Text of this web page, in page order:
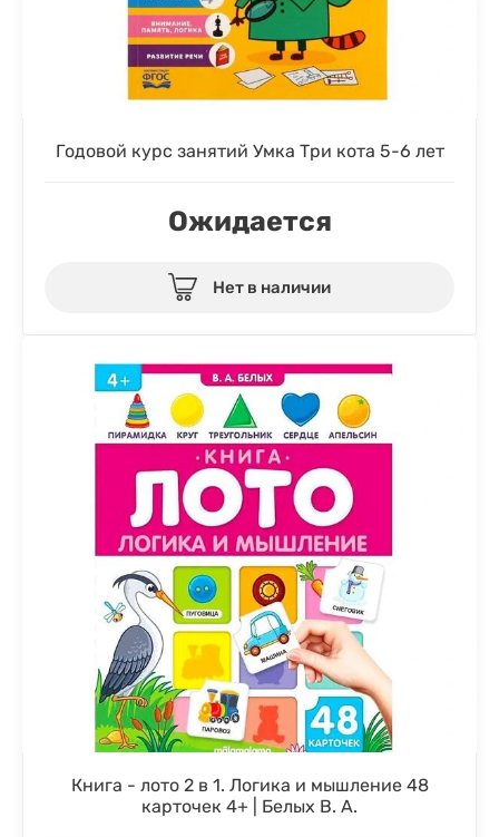
Годовой курс занятий Умка Три кота 5-6 лет
Ожидается
Нет в наличии
Книга - лото 2 в 1. Логика и мышление 48
карточек 4+ | Белых В. А.